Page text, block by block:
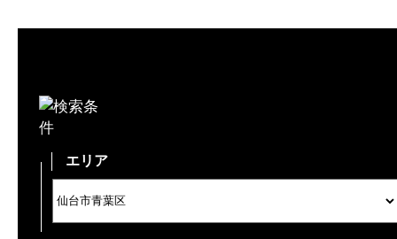
エリア